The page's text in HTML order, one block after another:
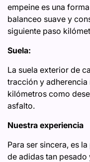
empeine es una
balanceo suave y
siguiente paso
Suela:
La suela exterior de
tracción y adherencia
kilómetros como
asfalto.
Nuestra experiencia
Para ser sincera, es
de adidas tan